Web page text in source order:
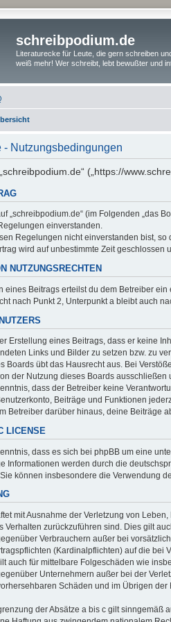
schreibpodium.de
Literaturecke für Leute, die gern schreiben
weiß mehr! Wer schreibt, lebt bewußter und
- Nutzungsbedingungen
(„https://
„schreibpodium.de“ (im Folgenden „das
einverstanden.
Regelungen nicht einverstanden bist,
wird auf unbestimmte Zeit
NUTZUNGSRECHTEN
eines Beitrags erteilst du dem Betreiber
nach Punkt 2, Unterpunkt a bleibt auch
Erstellung eines Beitrags, dass er keine
Links und Bilder zu setzen bzw. zu
Boards übt das Hausrecht aus. Bei
der Nutzung dieses Boards
dass der Betreiber keine
Beiträge und Funktionen
Betreiber darüber hinaus, deine Beiträge
LICENSE
dass es sich bei phpBB um eine unter
Informationen werden durch die
können insbesondere die Verwendung
mit Ausnahme der Verletzung von
Verhalten zurückzuführen sind. Dies gilt
Verbrauchern außer bei
(Kardinalpflichten) auf die bei
auch für mittelbare Folgeschäden wie
Unternehmern außer bei der
Schäden und im Übrigen
der Absätze a bis c gilt